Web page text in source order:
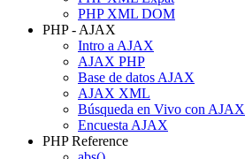
PHP XML DOM
PHP - AJAX
Intro a AJAX
AJAX PHP
Base de datos AJAX
AJAX XML
Búsqueda en Vivo con AJAX
Encuesta AJAX
PHP Reference